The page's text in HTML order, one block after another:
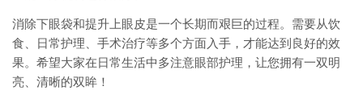
消除下眼袋和提升上眼皮是一个长期而艰巨的过程。需要从饮
食、日常护理、手术治疗等多个方面入手，才能达到良好的效
果。希望大家在日常生活中多注意眼部护理，让您拥有一双明
亮、清晰的双眸！